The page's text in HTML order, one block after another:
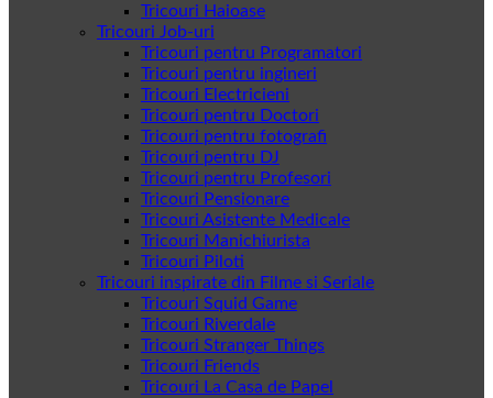
Tricouri Haioase
Tricouri Job-uri
Tricouri pentru Programatori
Tricouri pentru ingineri
Tricouri Electricieni
Tricouri pentru Doctori
Tricouri pentru fotografi
Tricouri pentru DJ
Tricouri pentru Profesori
Tricouri Pensionare
Tricouri Asistente Medicale
Tricouri Manichiurista
Tricouri Piloti
Tricouri inspirate din Filme si Seriale
Tricouri Squid Game
Tricouri Riverdale
Tricouri Stranger Things
Tricouri Friends
Tricouri La Casa de Papel